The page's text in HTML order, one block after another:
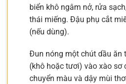
biển khô ngâm nở, rửa
thái miếng. Đậu phụ cắt
(nếu dùng).
Đun nóng một chút dầu ăn
(khô hoặc tươi) vào xào sơ
chuyển màu và dậy mùi